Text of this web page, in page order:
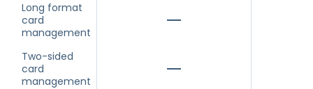
Long format
card
management
Two-sided
card
management